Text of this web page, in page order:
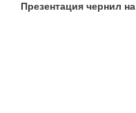
Презентация чернил